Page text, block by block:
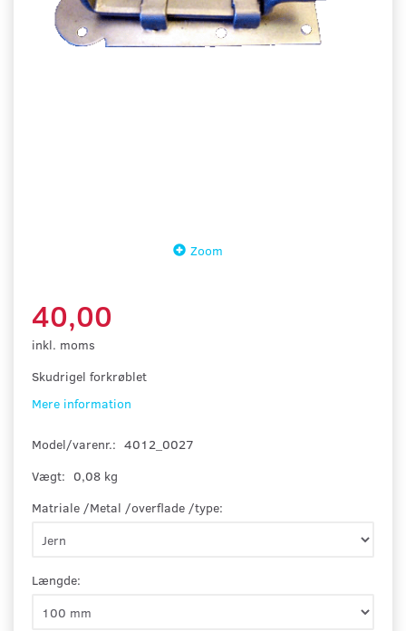
Zoom
40,00
inkl. moms
Skudrigel forkrøblet
Mere information
Model/varenr.: 4012_0027
Vægt: 0,08 kg
Matriale /Metal /overflade /type:
Længde: